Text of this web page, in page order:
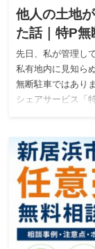
他人の土地
た話｜特P
先日、私が管理し
私有地内に見知ら
無断駐車ではあり
シェアサービス「